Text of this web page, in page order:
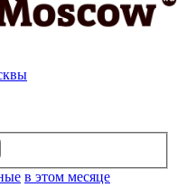
в этом месяце